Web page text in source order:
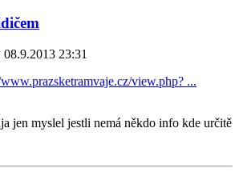
08.9.2013 23:31
view.php? ...
jen myslel jestli nemá někdo info kde určitě